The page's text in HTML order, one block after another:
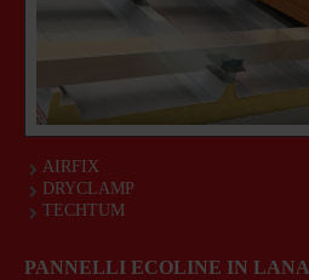
AIRFIX
DRYCLAMP
TECHTUM
PANNELLI ECOLINE IN LANA